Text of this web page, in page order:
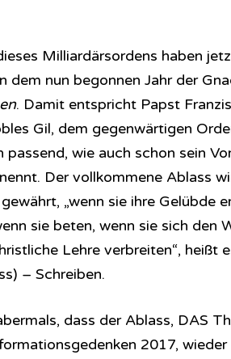
Milliardärsordens haben
dem nun begonnen Jahr der
. Damit entspricht Papst
Gil, dem gegenwärtigen
passend, wie auch schon sein
Der vollkommene Ablass
„wenn sie ihre Gelübde
sie beten, wenn sie sich den
Lehre verbreiten“, heißt
– Schreiben.
dass der Ablass, DAS
2017,